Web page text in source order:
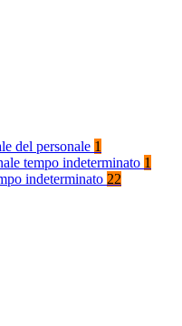
del personale 1
tempo indeterminato 1
indeterminato 22